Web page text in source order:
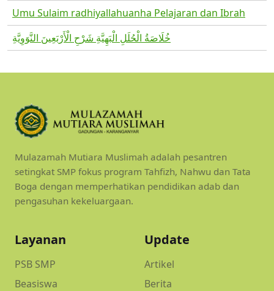
Umu Sulaim radhiyallahuanha Pelajaran dan Ibrah
خُلَاصَةُ الْحُلَلِ الْبَهِيَّةِ شَرْحِ الْأَرْبَعِينَ النَّوَوِيَّةِ
Mulazamah Mutiara Muslimah adalah pesantren
setingkat SMP fokus program Tahfizh, Nahwu dan Tata
Boga dengan memperhatikan pendidikan adab dan
pengasuhan kekeluargaan.
Layanan
PSB SMP
Beasiswa
Update
Artikel
Berita